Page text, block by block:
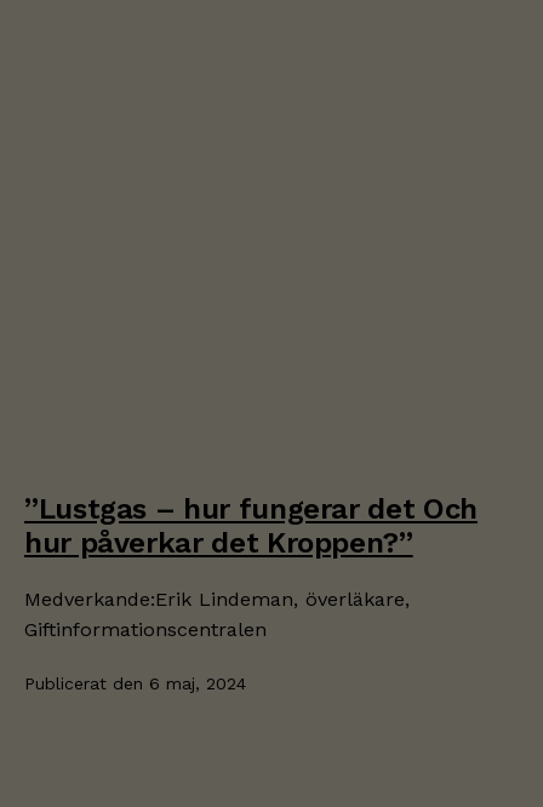
”Lustgas – hur fungerar det Och
hur påverkar det Kroppen?”
Medverkande:Erik Lindeman, överläkare,
Giftinformationscentralen
Publicerat den 6 maj, 2024